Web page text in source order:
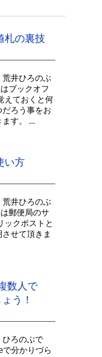
札の裏技
荒井ひろのぶ
ブックオフ
えておくと何
ろう事をお
す。 ...
い方
荒井ひろのぶ
郵便局のサ
ックポストと
せて頂きま
数人で
う！
ひろのぶで
分かりづら